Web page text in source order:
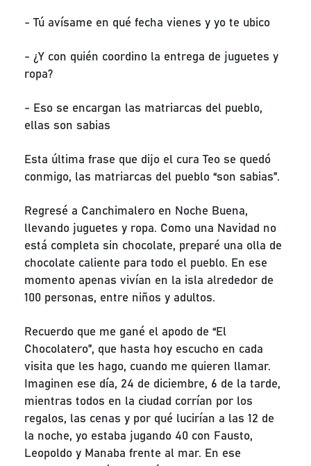
- Tú avísame en qué fecha vienes y yo te ubico
- ¿Y con quién coordino la entrega de juguetes y
ropa?
- Eso se encargan las matriarcas del pueblo,
ellas son sabias
Esta última frase que dijo el cura Teo se quedó
conmigo, las matriarcas del pueblo “son sabias”.
Regresé a Canchimalero en Noche Buena,
llevando juguetes y ropa. Como una Navidad no
está completa sin chocolate, preparé una olla de
chocolate caliente para todo el pueblo. En ese
momento apenas vivían en la isla alrededor de
100 personas, entre niños y adultos.
Recuerdo que me gané el apodo de “El
Chocolatero”, que hasta hoy escucho en cada
visita que les hago, cuando me quieren llamar.
Imaginen ese día, 24 de diciembre, 6 de la tarde,
mientras todos en la ciudad corrían por los
regalos, las cenas y por qué lucirían a las 12 de
la noche, yo estaba jugando 40 con Fausto,
Leopoldo y Manaba frente al mar. En ese